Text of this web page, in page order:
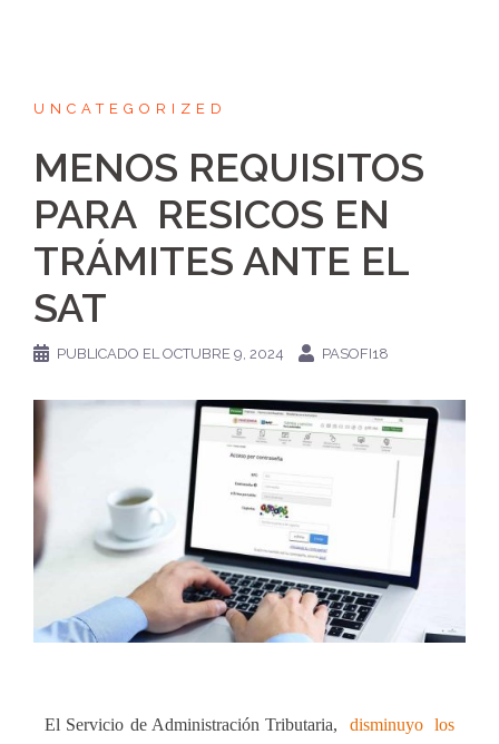
UNCATEGORIZED
MENOS REQUISITOS
PARA RESICOS EN
TRÁMITES ANTE EL
SAT
PUBLICADO ELOCTUBRE 9, 2024 PASOFI18
El Servicio de Administración Tributaria, disminuyo los